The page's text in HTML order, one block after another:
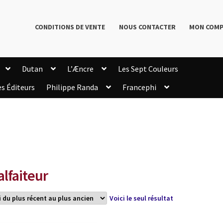
CONDITIONS DE VENTE NOUS CONTACTER MON
Dutan L’Æncre
Les Sept Couleurs
Éditeurs Philippe Randa
Francephi
Voici le seul résultat